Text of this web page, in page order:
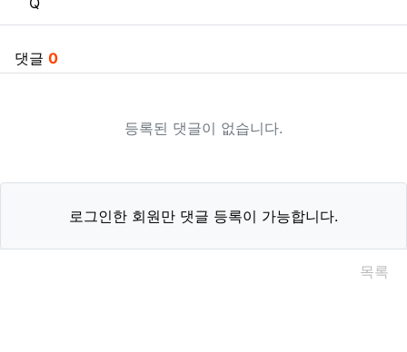
댓글 0
등록된 댓글이 없습니다.
로그인한 회원만 댓글 등록이 가능합니다.
목록